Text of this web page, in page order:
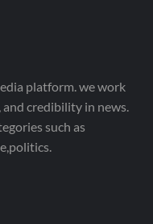
platform. we work
credibility in news.
such as